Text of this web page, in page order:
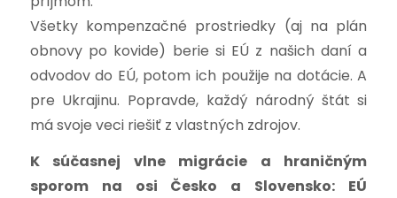
Všetky kompenzačné prostriedky (aj na plán
obnovy po kovide) berie si EÚ z našich daní a
odvodov do EÚ, potom ich použije na dotácie. A
pre Ukrajinu. Popravde, každý národný štát si
má svoje veci riešiť z vlastných zdrojov.
K súčasnej vlne migrácie a hraničným
sporom na osi Česko a Slovensko: EÚ